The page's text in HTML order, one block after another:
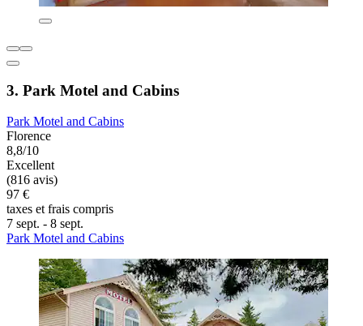
3. Park Motel and Cabins
Park Motel and Cabins
Florence
8,8/10
Excellent
(816 avis)
97 €
taxes et frais compris
7 sept. - 8 sept.
Park Motel and Cabins